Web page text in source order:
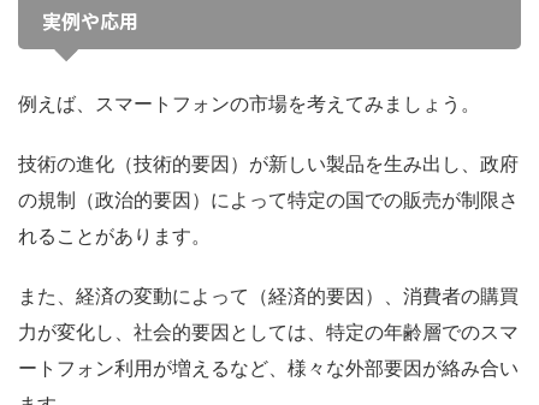
実例や応用
例えば、スマートフォンの市場を考えてみましょう。
技術の進化（技術的要因）が新しい製品を生み出し、政府
の規制（政治的要因）によって特定の国での販売が制限さ
れることがあります。
また、経済の変動によって（経済的要因）、消費者の購買
力が変化し、社会的要因としては、特定の年齢層でのスマ
ートフォン利用が増えるなど、様々な外部要因が絡み合い